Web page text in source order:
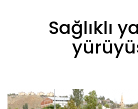
Sağlıklı